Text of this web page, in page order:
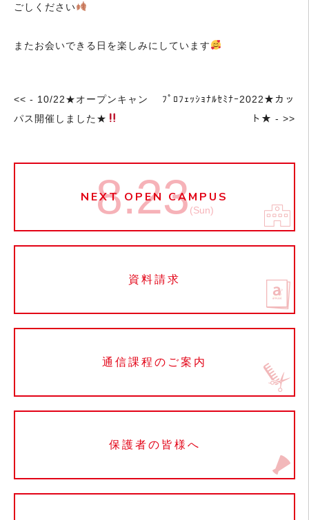
ごしください
またお会いできる日を楽しみにしています
<< - 10/22★オープンキャン
パス開催しました★
ﾌﾟﾛﾌｪｯｼｮﾅﾙｾﾐﾅｰ2022★カッ
ト★ - >>
NEXT OPEN CAMPUS
8.23(Sun)
資料請求
通信課程のご案内
保護者の皆様へ